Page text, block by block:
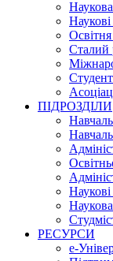
Освітня
Сталий
ПІДРОЗДІЛИ
Наукові
Наукова
РЕСУРСИ
е-